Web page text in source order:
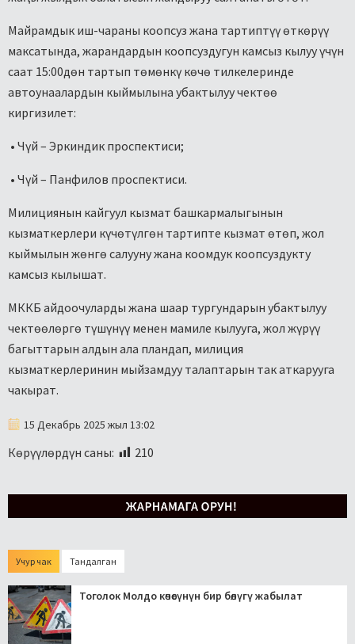
Майрамдык иш-чараны коопсуз жана тартиптүү өткөрүү
максатында, жарандардын коопсуздугун камсыз кылуу үчүн
саат 15:00дөн тартып төмөнкү көчө тилкелеринде
автоунаалардын кыймылына убактылуу чектөө
киргизилет:
• Чүй – Эркиндик проспектиси;
• Чүй – Панфилов проспектиси.
Милициянын кайгуул кызмат башкармалыгынын
кызматкерлери күчөтүлгөн тартипте кызмат өтөп, жол
кыймылын жөнгө салууну жана коомдук коопсуздукту
камсыз кылышат.
МККБ айдоочуларды жана шаар тургундарын убактылуу
чектөөлөргө түшүнүү менен мамиле кылууга, жол жүрүү
багыттарын алдын ала пландап, милиция
кызматкерлеринин мыйзамдуу талаптарын так аткарууга
чакырат.
15 Декабрь 2025 жыл 13:02
Көрүүлөрдүн саны: 210
Учур чак Тандалган
Тоголок Молдо көчөсүнүн бир бөлүгү жабылат